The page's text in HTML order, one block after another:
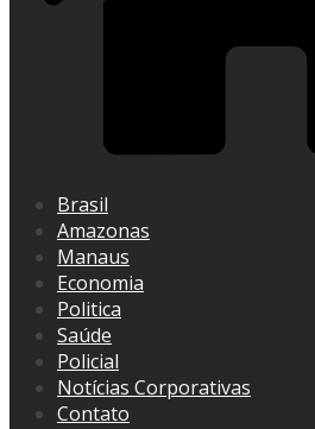
Brasil
Amazonas
Manaus
Economia
Politica
Saúde
Policial
Notícias Corporativas
Contato